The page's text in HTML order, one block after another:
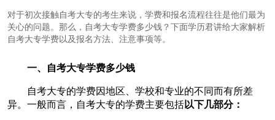
对于初次接触自考大专的考生来说，学费和报名流程往往是他们最为
关心的问题。那么，自考大专学费多少钱？下面学历君讲给大家解析
自考大专学费以及报名方法、注意事项等。
一、自考大专学费多少钱
自考大专的学费因地区、学校和专业的不同而有所差
异。一般而言，自考大专的学费主要包括以下几部分：